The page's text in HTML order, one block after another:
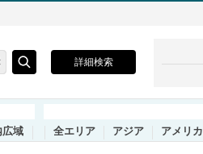
詳細検索
広域
全エリア
アジア アメリカ